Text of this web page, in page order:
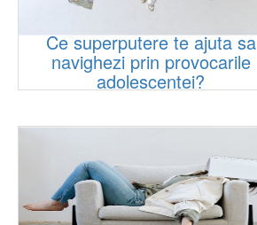
Ce superputere te ajuta sa
navighezi prin provocarile
adolescentei?